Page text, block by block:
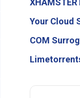
Your Cloud
COM